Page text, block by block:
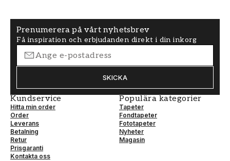
Prenumerera på vårt nyhetsbrev
Få inspiration och erbjudanden direkt i din inkorg
SKICKA
Kundservice
Hitta min order
Order
Leverans
Betalning
Retur
Prisgaranti
Kontakta oss
Populära kategorier
Tapeter
Fondtapeter
Fototapeter
Nyheter
Magasin